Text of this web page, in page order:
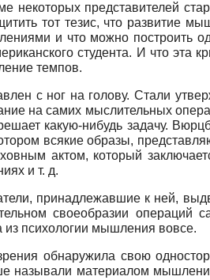
некоторых представителей
тот тезис, что развитие
и что можно построить
студента. И что эта
темпов.
с ног на голову. Стали
на самих мыслительных
какую-нибудь задачу.
всякие образы,
актом, который
и т. д.
принадлежавшие к ней,
своеобразии
психологии мышления вовсе.
обнаружила свою
называли материалом